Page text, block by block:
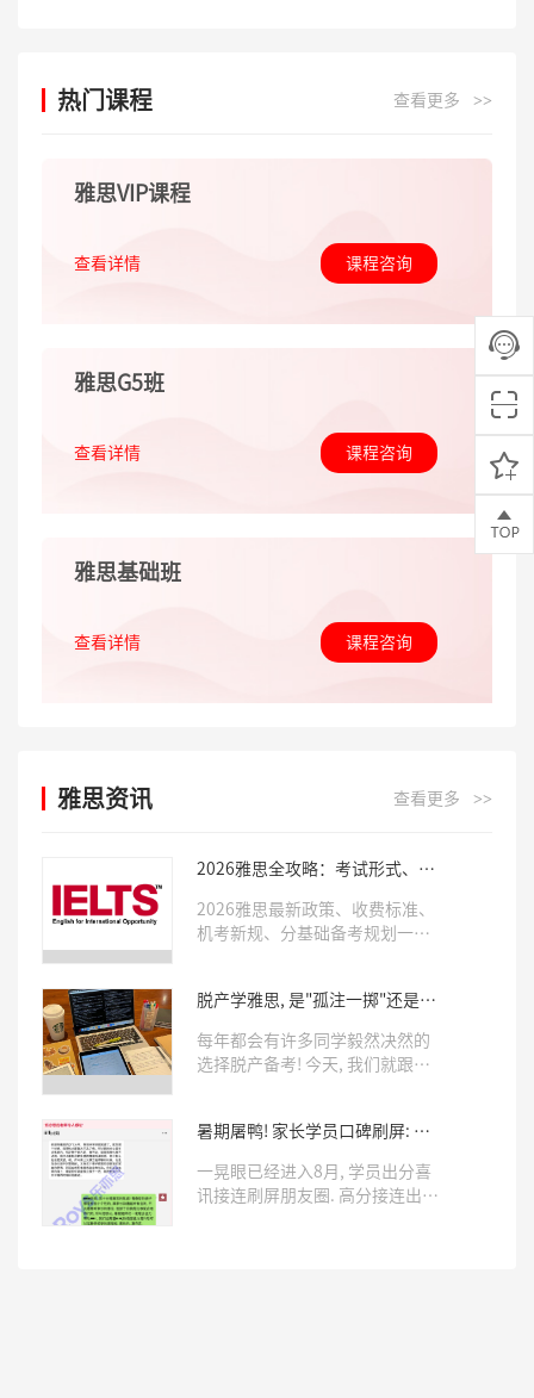
热门课程 查看更多 >>
雅思VIP课程
查看详情 课程咨询
雅思G5班
查看详情 课程咨询
雅思基础班
查看详情 课程咨询
雅思资讯 查看更多 >>
2026雅思全攻略：考试形式、费
2026雅思最新政策、收费标准、
机考新规、分基础备考规划一次
脱产学雅思, 是"孤注一掷"还是有
每年都会有许多同学毅然决然的
选择脱产备考! 今天, 我们就跟着
暑期屠鸭! 家长学员口碑刷屏: 就
一晃眼已经进入8月, 学员出分喜
讯接连刷屏朋友圈. 高分接连出